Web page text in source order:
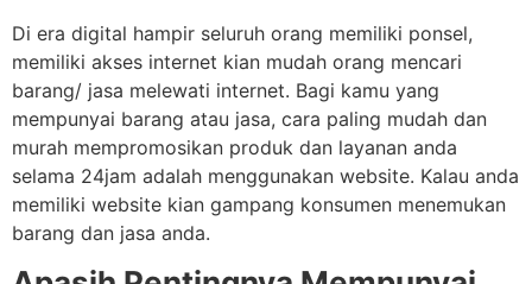
Di era digital hampir seluruh orang memiliki ponsel,
memiliki akses internet kian mudah orang mencari
barang/ jasa melewati internet. Bagi kamu yang
mempunyai barang atau jasa, cara paling mudah dan
murah mempromosikan produk dan layanan anda
selama 24jam adalah menggunakan website. Kalau anda
memiliki website kian gampang konsumen menemukan
barang dan jasa anda.